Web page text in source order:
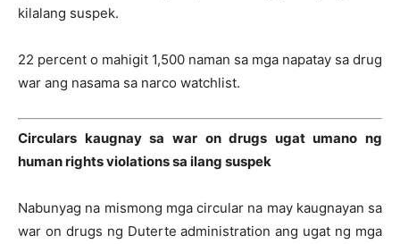
kilalang suspek.
22 percent o mahigit 1,500 naman sa mga napatay sa drug
war ang nasama sa narco watchlist.
Circulars kaugnay sa war on drugs ugat umano ng
human rights violations sa ilang suspek
Nabunyag na mismong mga circular na may kaugnayan sa
war on drugs ng Duterte administration ang ugat ng mga